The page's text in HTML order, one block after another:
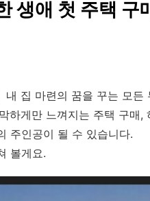
생애 첫 주택 구
집 마련의 꿈을 꾸는 모든
하게만 느껴지는 주택 구매,
주인공이 될 수 있습니다.
볼게요.